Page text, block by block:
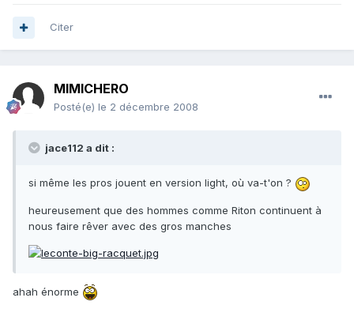
Citer
MIMICHERO
Posté(e) le 2 décembre 2008
jace112 a dit :
si même les pros jouent en version light, où va-t'on ?
heureusement que des hommes comme Riton continuent à
nous faire rêver avec des gros manches
ahah énorme